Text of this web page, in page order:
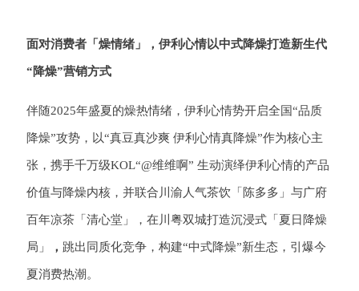
面对消费者「燥情绪」， 伊利心情以中式降燥打造新生代
“降燥”营销方式
伴随2025年盛夏的燥热情绪，伊利心情势开启全国“品质
降燥”攻势，以“真豆真沙爽 伊利心情真降燥”作为核心主
张，携手千万级KOL“@维维啊” 生动演绎伊利心情的产品
价值与降燥内核，并联合川渝人气茶饮「陈多多」与广府
百年凉茶「清心堂」，在川粤双城打造沉浸式「夏日降燥
局」 ， 跳出同质化竞争，构建“中式降燥”新生态，引爆今
夏消费热潮。